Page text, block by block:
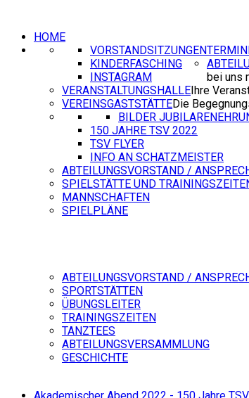
HOME
VORSTANDSITZUNGEN
KINDERFASCHING
INSTAGRAM
bei uns
VERANSTALTUNGSHALLE Ihre
VEREINSGASTSTÄTTEDie
BILDER
150 JAHRE TSV 2022
TSV FLYER
INFO AN SCHATZMEISTER
ABTEILUNGSVORSTAND /
SPIELSTÄTTE UND
MANNSCHAFTEN
SPIELPLÄNE
ABTEILUNGSVORSTAND /
SPORTSTÄTTEN
ÜBUNGSLEITER
TRAININGSZEITEN
TANZTEES
ABTEILUNGSVERSAMMLUNG
GESCHICHTE